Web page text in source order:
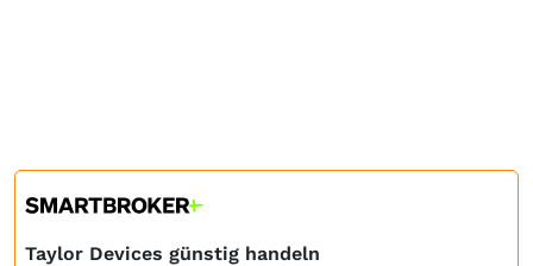
Taylor Devices günstig handeln